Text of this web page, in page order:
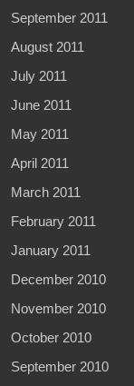
September 2011
August 2011
July 2011
June 2011
May 2011
April 2011
March 2011
February 2011
January 2011
December 2010
November 2010
October 2010
September 2010